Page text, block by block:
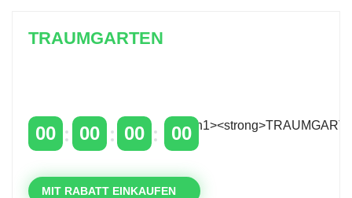
TRAUMGARTEN
00 00 00 00
MIT RABATT EINKAUFEN